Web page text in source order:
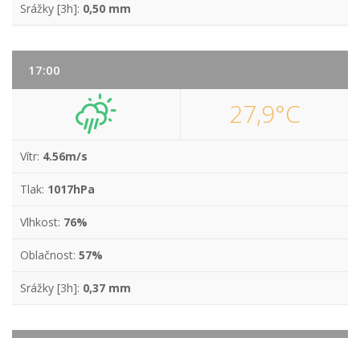
Srážky [3h]: 0,50 mm
17:00
27,9°C
Vítr: 4.56m/s
Tlak: 1017hPa
Vlhkost: 76%
Oblačnost: 57%
Srážky [3h]: 0,37 mm